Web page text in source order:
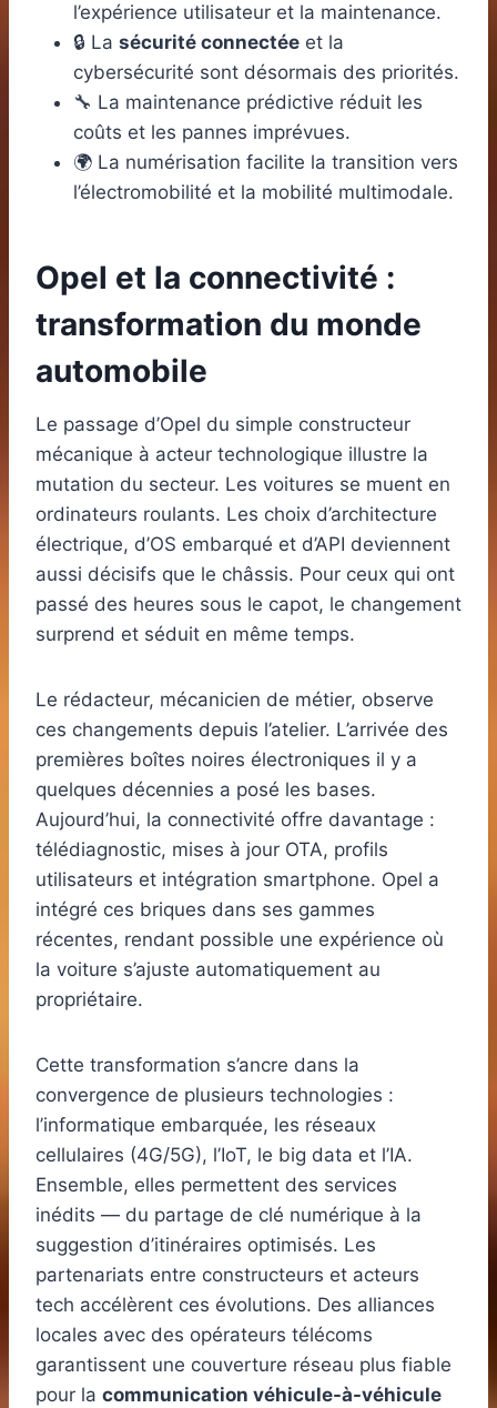
l’expérience utilisateur et la maintenance.
🔒 La sécurité connectée et la
cybersécurité sont désormais des priorités.
🔧 La maintenance prédictive réduit les
coûts et les pannes imprévues.
🌍 La numérisation facilite la transition vers
l’électromobilité et la mobilité multimodale.
Opel et la connectivité :
transformation du monde
automobile
Le passage d’Opel du simple constructeur
mécanique à acteur technologique illustre la
mutation du secteur. Les voitures se muent en
ordinateurs roulants. Les choix d’architecture
électrique, d’OS embarqué et d’API deviennent
aussi décisifs que le châssis. Pour ceux qui ont
passé des heures sous le capot, le changement
surprend et séduit en même temps.
Le rédacteur, mécanicien de métier, observe
ces changements depuis l’atelier. L’arrivée des
premières boîtes noires électroniques il y a
quelques décennies a posé les bases.
Aujourd’hui, la connectivité offre davantage :
télédiagnostic, mises à jour OTA, profils
utilisateurs et intégration smartphone. Opel a
intégré ces briques dans ses gammes
récentes, rendant possible une expérience où
la voiture s’ajuste automatiquement au
propriétaire.
Cette transformation s’ancre dans la
convergence de plusieurs technologies :
l’informatique embarquée, les réseaux
cellulaires (4G/5G), l’IoT, le big data et l’IA.
Ensemble, elles permettent des services
inédits — du partage de clé numérique à la
suggestion d’itinéraires optimisés. Les
partenariats entre constructeurs et acteurs
tech accélèrent ces évolutions. Des alliances
locales avec des opérateurs télécoms
garantissent une couverture réseau plus fiable
pour la communication véhicule-à-véhicule